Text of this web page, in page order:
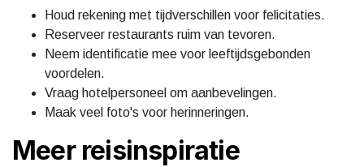
Houd rekening met tijdverschillen voor felicitaties.
Reserveer restaurants ruim van tevoren.
Neem identificatie mee voor leeftijdsgebonden
voordelen.
Vraag hotelpersoneel om aanbevelingen.
Maak veel foto's voor herinneringen.
Meer reisinspiratie